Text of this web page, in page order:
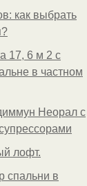
как выбрать
17, 6 м 2 с
в частном
Неорал с
лофт.
спальни в